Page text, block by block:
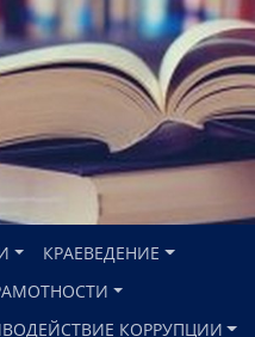
КРАЕВЕДЕНИЕ
КОРРУПЦИИ